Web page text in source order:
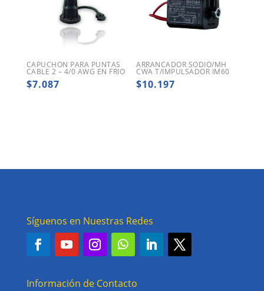
CAPUCHON PARA PUNTAS
CABLE 2 – 4/0 AWG EN FRIO
$7.087
ARRANCADOR SODIO/MH
CWA T/IMPULSADOR IM60
$10.197
Síguenos en Nuestras Redes
Información de Contacto